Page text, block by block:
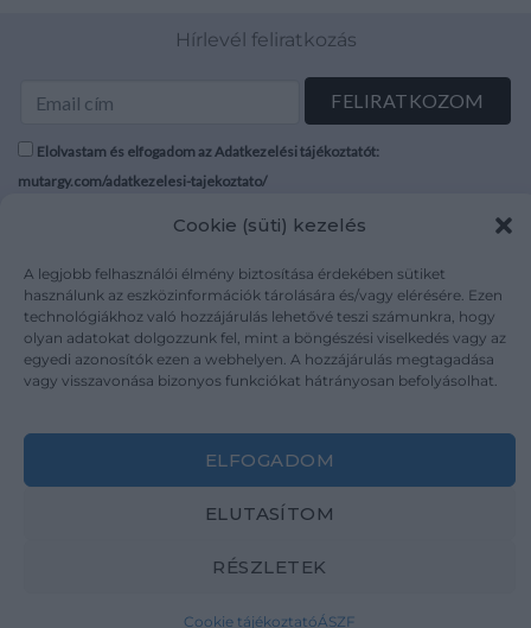
Cookie (süti) kezelés
A legjobb felhasználói élmény biztosítása érdekében sütiket
használunk az eszközinformációk tárolására és/vagy elérésére. Ezen
technológiákhoz való hozzájárulás lehetővé teszi számunkra, hogy
olyan adatokat dolgozzunk fel, mint a böngészési viselkedés vagy az
egyedi azonosítók ezen a webhelyen. A hozzájárulás megtagadása
vagy visszavonása bizonyos funkciókat hátrányosan befolyásolhat.
ELFOGADOM
ELUTASÍTOM
RÉSZLETEK
Cookie tájékoztatóÁSZF
Hírlevél feliratkozás
Elolvastam és elfogadom az Adatkezelési tájékoztatót:
mutargy.com/adatkezelesi-tajekoztato/
Médiaajánlat
Karrier
Kapcsolat
Áraink
ÁSZF
Adatvédelem
Impresszum